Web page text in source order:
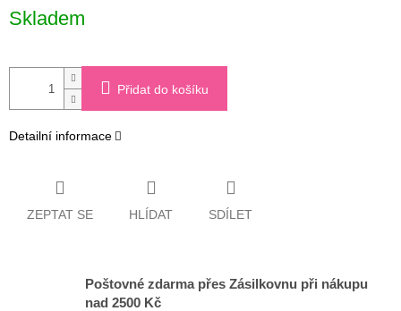
cena:
Skladem
Přidat do košíku
Detailní informace
ZEPTAT SE HLÍDAT SDÍLET
Poštovné zdarma přes Zásilkovnu při nákupu
nad 2500 Kč